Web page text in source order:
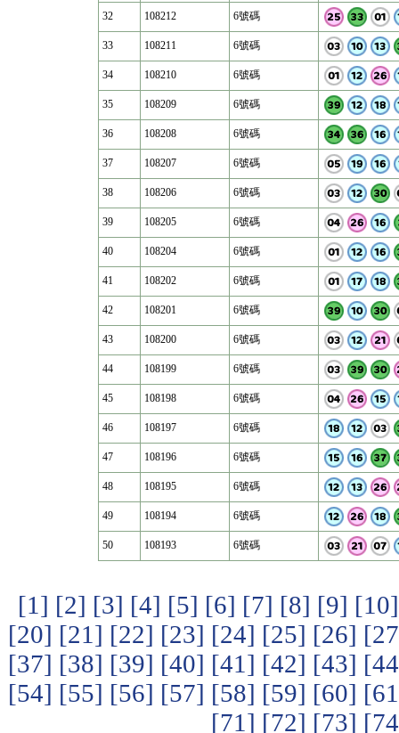
32 108212 6號碼
33 108211 6號碼
34 108210 6號碼
35 108209 6號碼
36 108208 6號碼
37 108207 6號碼
38 108206 6號碼
39 108205 6號碼
40 108204 6號碼
41 108202 6號碼
42 108201 6號碼
43 108200 6號碼
44 108199 6號碼
45 108198 6號碼
46 108197 6號碼
47 108196 6號碼
48 108195 6號碼
49 108194 6號碼
50 108193 6號碼
[1] [2] [3] [4] [5] [6] [7] [8] [9] [10]
[20] [21] [22] [23] [24] [25] [26]
[37] [38] [39] [40] [41] [42] [43]
[54] [55] [56] [57] [58] [59] [60]
[71] [72] [73]